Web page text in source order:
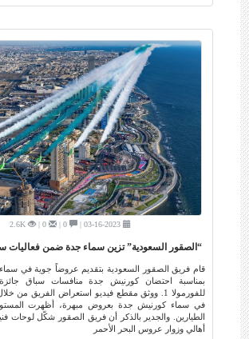
03-16-2023 |
0 |
0 |
2.6K
“الصقور السعودية” تزين سماء جدة ضمن فعاليات سباق
قام فريق الصقور السعودية بتقديم عروضاً جوية في سماء
بمناسبة احتضان كورنيش جدة منافسات سباق جائزة
للفورمولا 1. ووثق مقطع فيديو استعراض الفريق من خلال
في سماء كورنيش جدة بعروض مبهرة، أظهرت المستوى
الطيارين. والجدير بالذكر أن فريق الصقور شكّل لوحات
أهالي وزوار عروس البحر الأحمر